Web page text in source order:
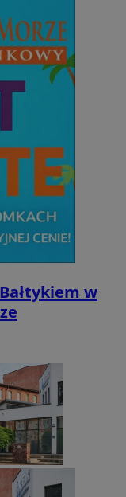
w